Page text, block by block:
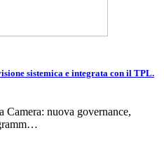
sistemica e integrata con il TPL.
Camera: nuova governance,